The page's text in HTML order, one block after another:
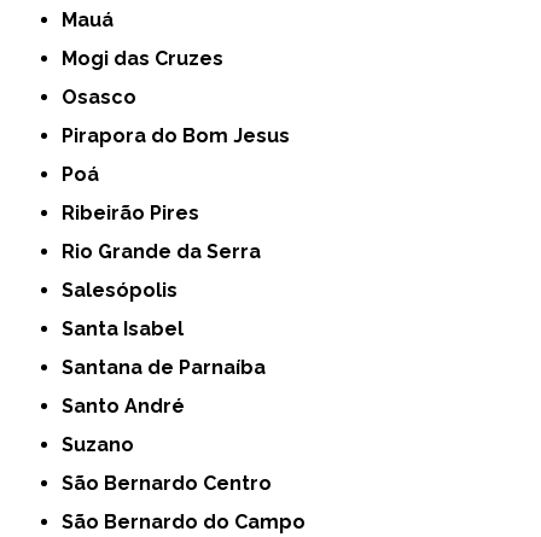
Mauá
Mogi das Cruzes
Osasco
Pirapora do Bom Jesus
Poá
Ribeirão Pires
Rio Grande da Serra
Salesópolis
Santa Isabel
Santana de Parnaíba
Santo André
Suzano
São Bernardo Centro
São Bernardo do Campo